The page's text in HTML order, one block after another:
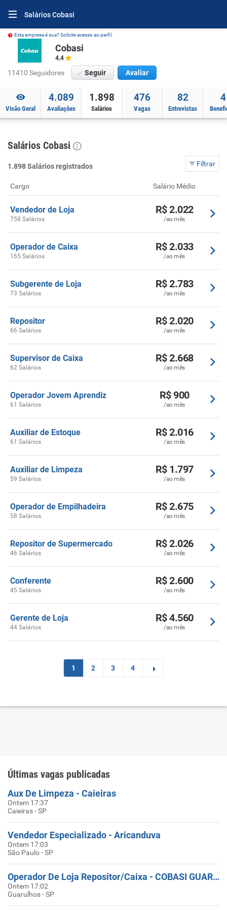
Salários Cobasi
Esta empresa é sua? Solicite acesso ao perfil.
Cobasi
4,4
11410 Seguidores Seguir Avaliar
Visão Geral
4.089
Avaliações
1.898
Salários
476
Vagas
82
Entrevistas
4
Salários Cobasi
1.898 Salários registrados Filtrar
Cargo Salário Médio
Vendedor de Loja
758 Salários
R$ 2.022
/ao mês
Operador de Caixa
165 Salários
R$ 2.033
/ao mês
Subgerente de Loja
73 Salários
R$ 2.783
/ao mês
Repositor
66 Salários
R$ 2.020
/ao mês
Supervisor de Caixa
62 Salários
R$ 2.668
/ao mês
Operador Jovem Aprendiz
61 Salários
R$ 900
/ao mês
Auxiliar de Estoque
61 Salários
R$ 2.016
/ao mês
Auxiliar de Limpeza
59 Salários
R$ 1.797
/ao mês
Operador de Empilhadeira
58 Salários
R$ 2.675
/ao mês
Repositor de Supermercado
46 Salários
R$ 2.026
/ao mês
Conferente
45 Salários
R$ 2.600
/ao mês
Gerente de Loja
44 Salários
R$ 4.560
/ao mês
1 2 3 4
Últimas vagas publicadas
Aux De Limpeza - Caieiras
Ontem 17:37
Caieiras - SP
Vendedor Especializado - Aricanduva
Ontem 17:03
São Paulo - SP
Operador De Loja Repositor/Caixa - COBASI GUARULHOS (Centro)
Ontem 17:02
Guarulhos - SP